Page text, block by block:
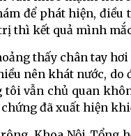
để phát hiện, điều
thì kết quả mình
thấy chân tay
nên khát nước,
tôi vẫn chủ quan
đã xuất hiện